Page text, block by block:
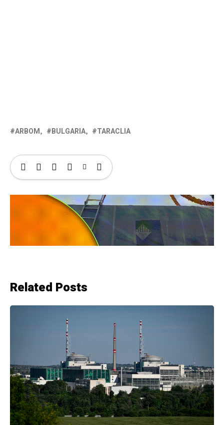
ARBOM BULGARIA TARACLIA
Related Posts